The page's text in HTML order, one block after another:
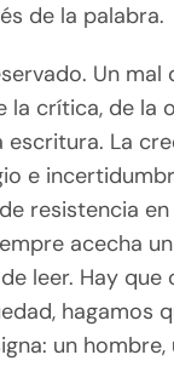
de la palabra.
Un mal
la crítica, de la
escritura. La
e
resistencia
acecha
leer. Hay que
hagamos
un hombre,